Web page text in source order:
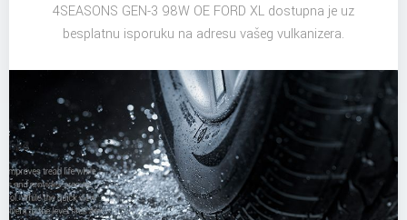
4SEASONS GEN-3 98W OE FORD XL dostupna je uz
besplatnu isporuku na adresu vašeg vulkanizera.